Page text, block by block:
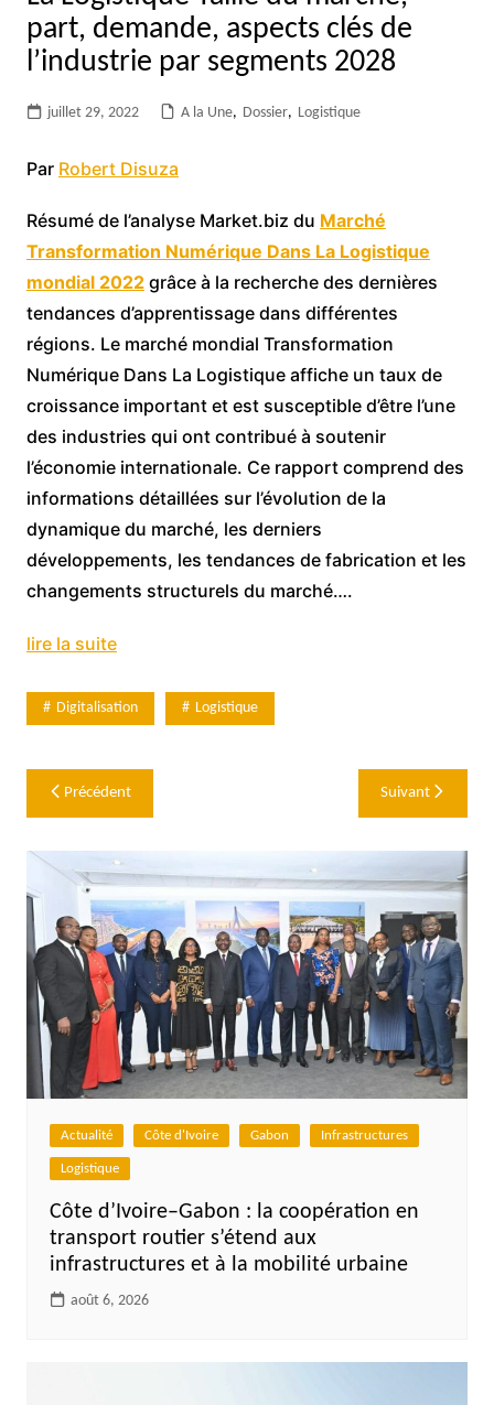
part, demande, aspects clés de
l’industrie par segments 2028
juillet 29, 2022 A la Une, Dossier, Logistique
Par Robert Disuza
Résumé de l’analyse Market.biz du Marché
Transformation Numérique Dans La Logistique
mondial 2022grâce à la recherche des dernières
tendances d’apprentissage dans différentes
régions. Le marché mondial Transformation
Numérique Dans La Logistique affiche un taux de
croissance important et est susceptible d’être l’une
des industries qui ont contribué à soutenir
l’économie internationale. Ce rapport comprend des
informations détaillées sur l’évolution de la
dynamique du marché, les derniers
développements, les tendances de fabrication et les
changements structurels du marché….
lire la suite
Digitalisation Logistique
Navigation
de
l’article
Précédent Suivant
Actualité Côte d'Ivoire Gabon Infrastructures
Logistique
Côte d’Ivoire–Gabon : la coopération en
transport routier s’étend aux
infrastructures et à la mobilité urbaine
août 6, 2026